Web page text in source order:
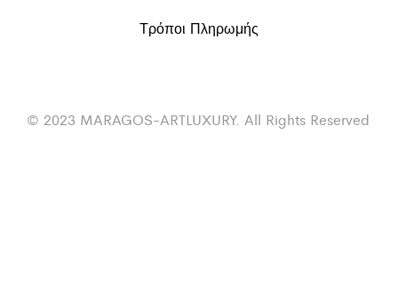
Τρόποι Πληρωμής
© 2023 MARAGOS-ARTLUXURY. All Rights Reserved